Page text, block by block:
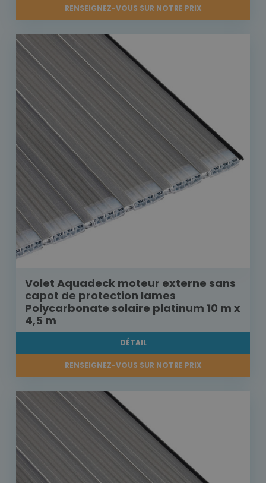
RENSEIGNEZ-VOUS SUR NOTRE PRIX
Volet Aquadeck moteur externe sans
capot de protection lames
Polycarbonate solaire platinum 10 m x
4,5 m
DÉTAIL
RENSEIGNEZ-VOUS SUR NOTRE PRIX